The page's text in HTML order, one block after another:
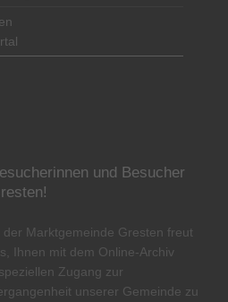
und Besucher
der Marktgemeinde Gresten freut
Ihnen mit dem Online-Archiv
Zugang zur
unserer Gemeinde zu